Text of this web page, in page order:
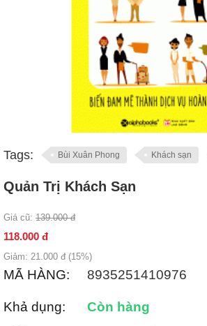
Tags: Bùi Xuân Phong Khách sạn
Quản Trị Khách Sạn
Giá cũ: 139.000 đ
118.000 đ
Giảm: 21.000 đ (15%)
MÃ HÀNG: 8935251410976
Khả dụng:
Còn hàng